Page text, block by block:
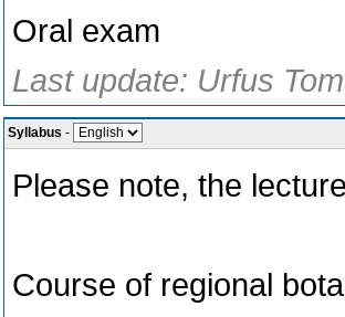
Oral exam
Last update: Urfus
Syllabus -
Please note, the
Course of regional